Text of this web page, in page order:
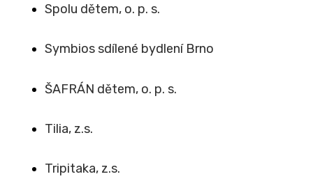
Spolu dětem, o. p. s.
Symbios sdílené bydlení Brno
ŠAFRÁN dětem, o. p. s.
Tilia, z.s.
Tripitaka, z.s.